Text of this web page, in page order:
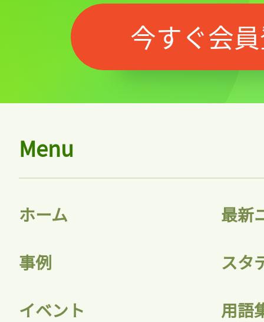
今すぐ会
Menu
ホーム 最新
事例 スタ
イベント 用語